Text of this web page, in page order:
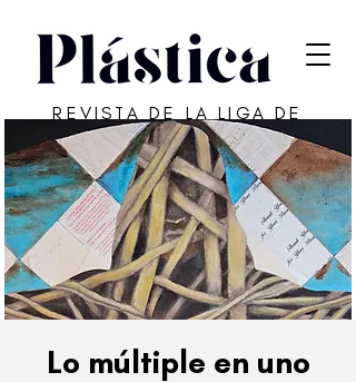
REVISTA DE LA LIGA DE
ARTE DE SAN JUAN
Lo múltiple en uno